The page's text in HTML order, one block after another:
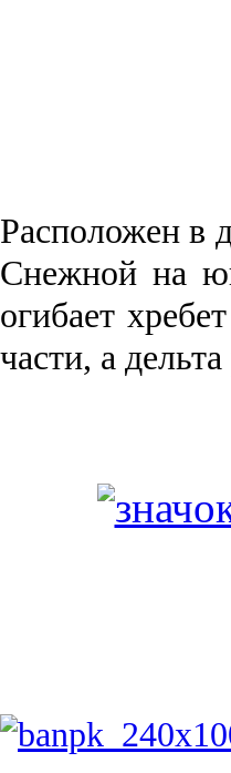
Рас­положен в
Снежной на
огибает
части, а